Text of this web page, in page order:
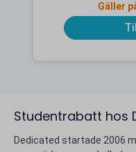
Gäller
Studentrabatt hos
Dedicated startade 2006